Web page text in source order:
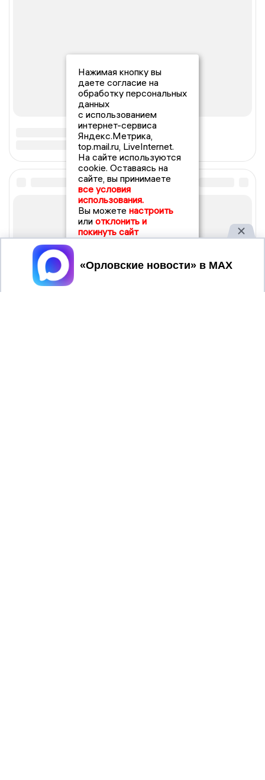
Нажимая кнопку вы
даете согласие на
обработку персональных
данных
с использованием
интернет-сервиса
Яндекс.Метрика,
top.mail.ru, LiveInternet.
На сайте используются
cookie. Оставаясь на
сайте, вы принимаете
все условия
использования.
Вы можете настроить
или отклонить и
покинуть сайт
Принять